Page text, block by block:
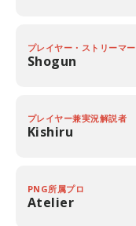
プレイヤー・ストリーマー
Shogun
プレイヤー兼実況解説者
Kishiru
PNG所属プロ
Atelier